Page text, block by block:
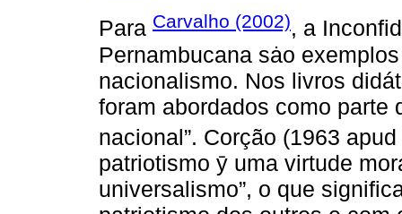
Para Carvalho (2002), a
Pernambucana sȧo
nacionalismo. Nos livros
foram abordados como parte
nacional”. Corção (1963 apud
patriotismo ȳ uma virtude
universalismo”, o que